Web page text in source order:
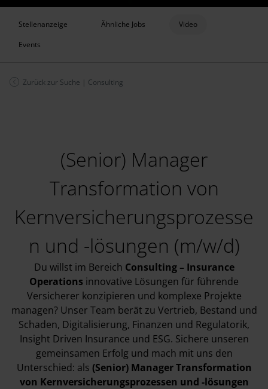
Stellenanzeige Ähnliche Jobs
Video
Events
Zurück zur Suche | Consulting
(Senior) Manager
Transformation von
Kernversicherungsprozesse
n und -lösungen (m/w/d)
Du willst im Bereich Consulting – Insurance
Operations innovative Lösungen für führende
Versicherer konzipieren und komplexe Projekte
managen? Unser Team berät zu Vertrieb, Bestand und
Schaden, Digitalisierung, Finanzen und Regulatorik,
Insight Driven Insurance und ESG. Sichere unseren
gemeinsamen Erfolg und mach mit uns den
Unterschied: als (Senior) Manager Transformation
von Kernversicherungsprozessen und -lösungen